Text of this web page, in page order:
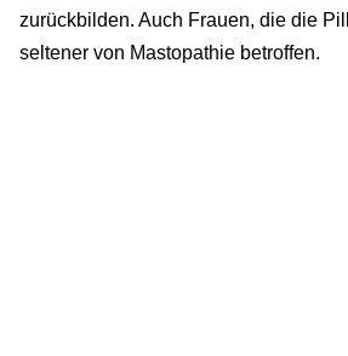
zurückbilden. Auch Frauen, die die
seltener von Mastopathie betroffen.